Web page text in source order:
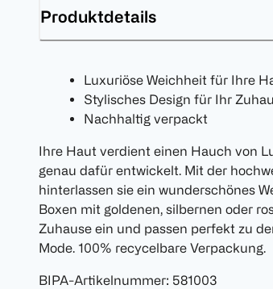
Produktdetails
Luxuriöse Weichheit für Ihre
Stylisches Design für Ihr
Nachhaltig verpackt
Ihre Haut verdient einen Hauch von
genau dafür entwickelt. Mit der
hinterlassen sie ein wunderschönes
Boxen mit goldenen, silbernen oder
Zuhause ein und passen perfekt zu
Mode. 100% recycelbare Verpackung.
BIPA-Artikelnummer: 581003